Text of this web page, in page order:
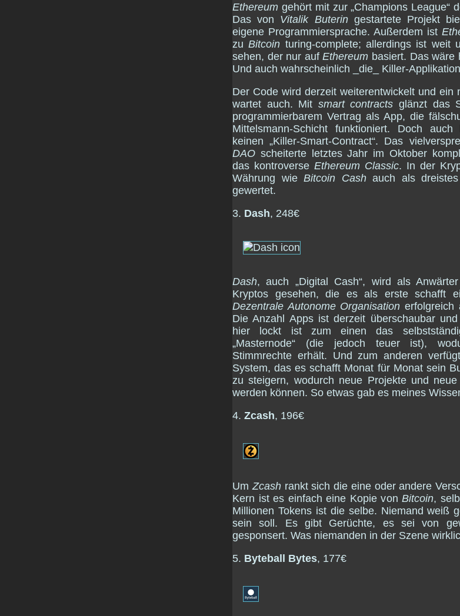
Ethereum gehört mit zur „Champions League“
Das von Vitalik Buteringestartete Projekt
eigene Programmiersprache. Außerdem ist
zuBitcoin turing-complete; allerdings ist weit
sehen, der nur aufEthereum basiert. Das wäre
Und auch wahrscheinlich _die_ Killer-
Der Code wird derzeit weiterentwickelt und ein
wartet auch. Mit smart contracts glänzt das
programmierbarem Vertrag als App, die
Mittelsmann-Schicht funktioniert. Doch
keinen „Killer-Smart-Contract“. Das
DAO scheiterte letztes Jahr im Oktober
das kontroverse Ethereum Classic. In der
Währung wieBitcoin Cashauch als dreistes
gewertet.
3. Dash, 248€
Dash, auch „Digital Cash“, wird als
Kryptos gesehen, die es als erste schafft
Dezentrale Autonome Organisation erfolgreich
Die Anzahl Apps ist derzeit überschaubar
hier lockt ist zum einen das
„Masternode“ (die jedoch teuer ist),
Stimmrechte erhält. Und zum anderen verfügt
System, das es schafft Monat für Monat sein
zu steigern, wodurch neue Projekte und
werden können. So etwas gab es meines
4. Zcash, 196€
Um Zcashrankt sich die eine oder andere
Kern ist es einfach eine Kopie vonBitcoin,
Millionen Tokens ist die selbe. Niemand weiß
sein soll. Es gibt Gerüchte, es sei von
gesponsert. Was niemanden in der Szene
5. Byteball Bytes, 177€